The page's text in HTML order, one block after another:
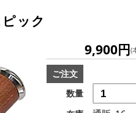
ック
9,900円(
ご注文
数量